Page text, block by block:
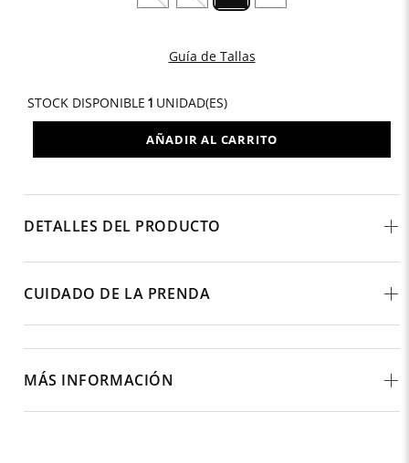
Guía de Tallas
STOCK DISPONIBLE 1 UNIDAD(ES)
AÑADIR AL CARRITO
DETALLES DEL PRODUCTO
CUIDADO DE LA PRENDA
MÁS INFORMACIÓN